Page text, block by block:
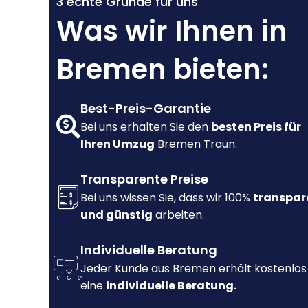
Was wir Ihnen in
Bremen bieten:
Best-Preis-Garantie
Bei uns erhalten Sie den besten Preis für
Ihren Umzug Bremen Traun.
Transparente Preise
Bei uns wissen Sie, dass wir 100%
und günstig arbeiten.
Individuelle Beratung
Jeder Kunde aus Bremen erhält kostenlos
eine individuelle Beratung.